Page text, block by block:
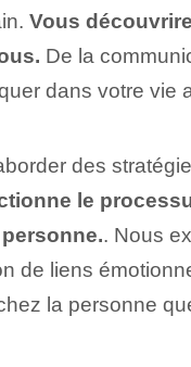
Vous
De la
dans votre vie
des
le
. Nous
de liens
la personne